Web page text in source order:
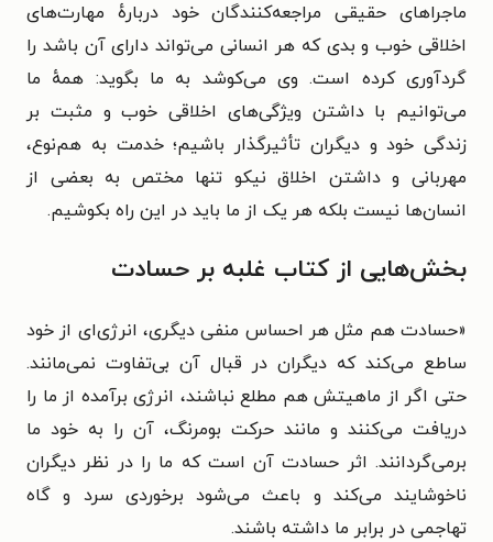
ماجراهای حقیقی مراجعه‌کنندگان خود دربارهٔ مهارت‌های
اخلاقی خوب و بدی که هر انسانی می‌تواند دارای آن باشد را
گردآوری کرده است. وی می‌کوشد به ما بگوید: همهٔ ما
می‌توانیم با داشتن ویژگی‌های اخلاقی خوب و مثبت بر
زندگی خود و دیگران تأثیرگذار باشیم؛ خدمت به هم‌نوع،
مهربانی و داشتن اخلاق نیکو تنها مختص به بعضی از
انسان‌ها نیست بلکه هر یک از ما باید در این راه بکوشیم.
بخش‌هایی از کتاب غلبه بر حسادت
«حسادت هم مثل هر احساس منفی دیگری، انرژی‌ای از خود
ساطع می‌کند که دیگران در قبال آن بی‌تفاوت نمی‌مانند.
حتی اگر از ماهیتش هم مطلع نباشند، انرژی برآمده از ما را
دریافت می‌کنند و مانند حرکت بومرنگ، آن را به خود ما
برمی‌گردانند. اثر حسادت آن است که ما را در نظر دیگران
ناخوشایند می‌کند و باعث می‌شود برخوردی سرد و گاه
تهاجمی در برابر ما داشته باشند.